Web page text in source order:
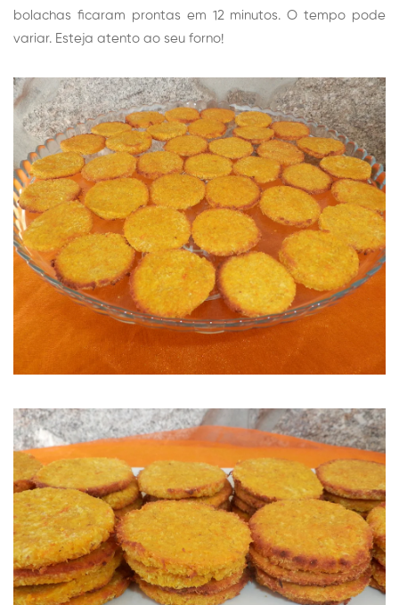
bolachas ficaram prontas em 12 minutos. O tempo pode
variar. Esteja atento ao seu forno!